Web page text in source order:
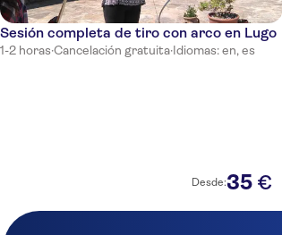
Sesión completa de tiro con arco en Lugo
1-2 horas·Cancelación gratuita·Idiomas: en, es
Desde:35 €